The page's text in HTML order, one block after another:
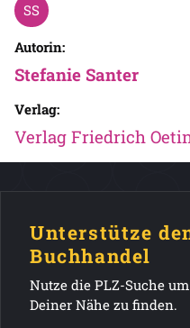
Autorin:
Stefanie Santer
Verlag:
Verlag Friedrich
Unterstütze
Buchhandel
Nutze die PLZ-Suche
Deiner Nähe zu finden.